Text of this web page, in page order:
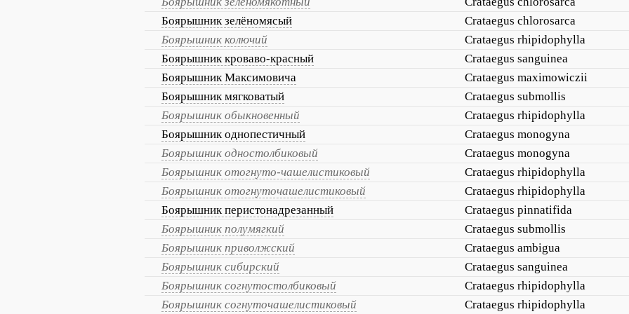
Боярышник зелёномясый
Crataegus chlorosarca
Боярышник колючий
Crataegus rhipidophylla
Боярышник кроваво-красный
Crataegus sanguinea
Боярышник Максимовича
Crataegus maximowiczii
Боярышник мягковатый
Crataegus submollis
Боярышник обыкновенный
Crataegus rhipidophylla
Боярышник однопестичный
Crataegus monogyna
Боярышник одностолбиковый
Crataegus monogyna
Боярышник отогнуто-чашелистиковый
Crataegus rhipidophylla
Боярышник отогнуточашелистиковый
Crataegus rhipidophylla
Боярышник перистонадрезанный
Crataegus pinnatifida
Боярышник полумягкий
Crataegus submollis
Боярышник приволжский
Crataegus ambigua
Боярышник сибирский
Crataegus sanguinea
Боярышник согнутостолбиковый
Crataegus rhipidophylla
Боярышник согнуточашелистиковый
Crataegus rhipidophylla